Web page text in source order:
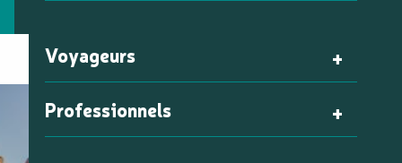
Voyageurs
Professionnels